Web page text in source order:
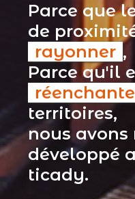
Parce que
de
rayonner ,
Parce qu'il
territoires,
nous avons
développé
ticady.